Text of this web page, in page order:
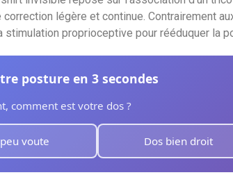
correction légère et continue. Contrairement
stimulation proprioceptive pour rééduquer la
posture en 3 secondes
comment est votre dos ?
voute Dos bien droit